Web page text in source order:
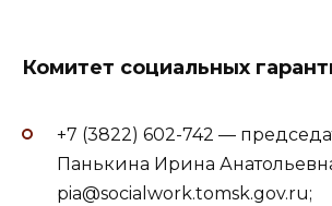
Комитет социальных
+7 (3822) 602-742 —
Панькина Ирина
pia@socialwork.tomsk.gov.ru;